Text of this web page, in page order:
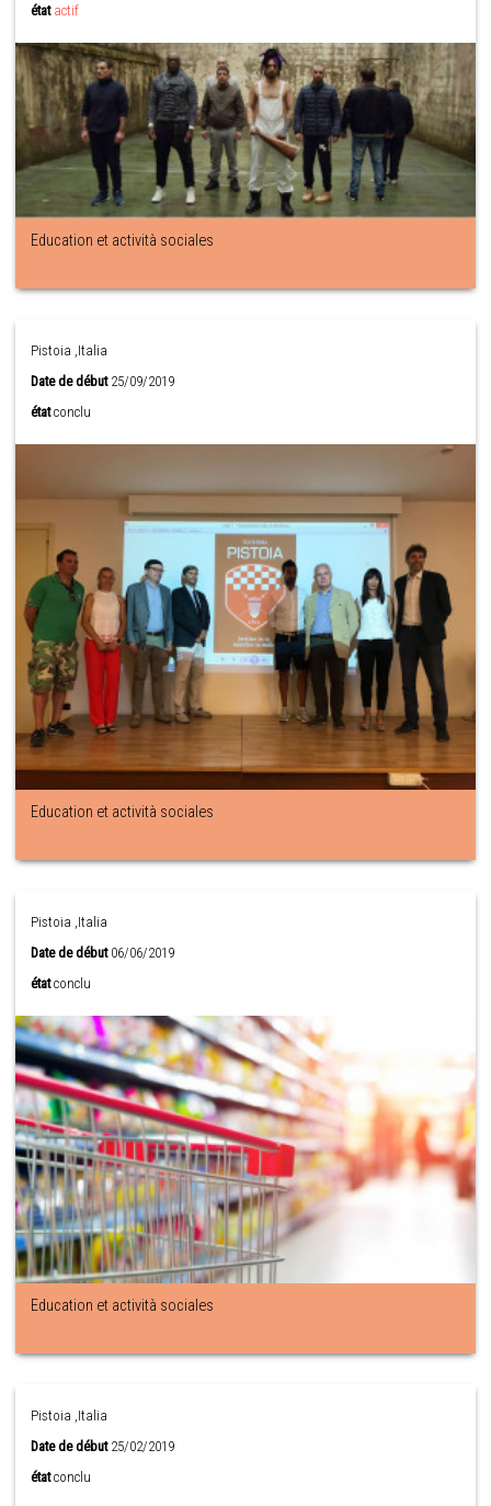
état actif
Education et actività sociales
Pistoia ,Italia
Date de début25/09/2019
état conclu
Education et actività sociales
Pistoia ,Italia
Date de début06/06/2019
état conclu
Education et actività sociales
Pistoia ,Italia
Date de début25/02/2019
état conclu